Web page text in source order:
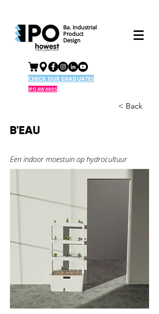
Ba. Industrial
Product
Design
CHECK OUR GRADUATES
IPO AWARDS
< Back
B'EAU
Een indoor moestuin op hydrocultuur